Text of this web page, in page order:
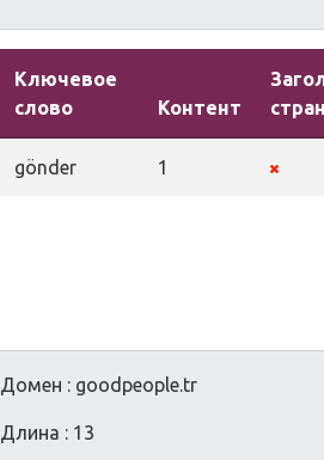
Ключевое
слово
Контент
gönder 1
Домен : goodpeople.tr
Длина : 13